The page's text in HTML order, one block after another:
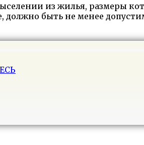
из жилья, размеры
должно быть не менее